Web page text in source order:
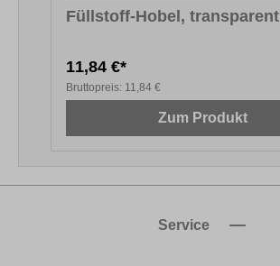
Füllstoff-Hobel, transparent
11,84 €*
Bruttopreis: 11,84 €
Zum Produkt
Service